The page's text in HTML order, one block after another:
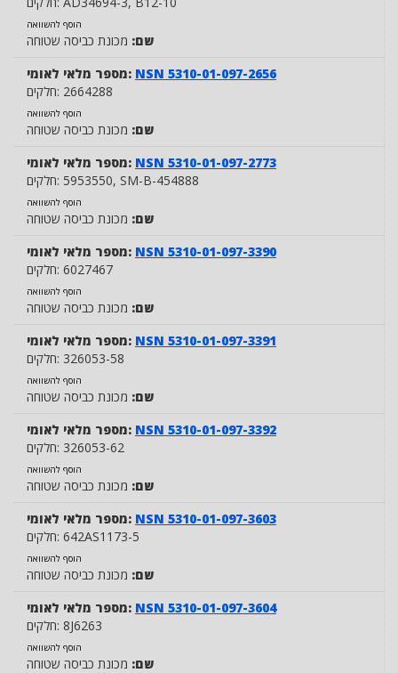
הוסף להשוואה
שם: מכונת כביסה שטוחה
מספר מלאי לאומי: NSN 5310-01-097-2656
חלקים: 2664288
הוסף להשוואה
שם: מכונת כביסה שטוחה
מספר מלאי לאומי: NSN 5310-01-097-2773
חלקים: 5953550, SM-B-454888
הוסף להשוואה
שם: מכונת כביסה שטוחה
מספר מלאי לאומי: NSN 5310-01-097-3390
חלקים: 6027467
הוסף להשוואה
שם: מכונת כביסה שטוחה
מספר מלאי לאומי: NSN 5310-01-097-3391
חלקים: 326053-58
הוסף להשוואה
שם: מכונת כביסה שטוחה
מספר מלאי לאומי: NSN 5310-01-097-3392
חלקים: 326053-62
הוסף להשוואה
שם: מכונת כביסה שטוחה
מספר מלאי לאומי: NSN 5310-01-097-3603
חלקים: 642AS1173-5
הוסף להשוואה
שם: מכונת כביסה שטוחה
מספר מלאי לאומי: NSN 5310-01-097-3604
חלקים: 8J6263
הוסף להשוואה
שם: מכונת כביסה שטוחה